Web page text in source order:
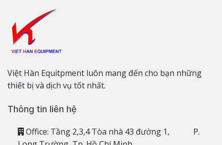
Việt Hàn Equitpment luôn mang đến cho bạn những
thiết bị và dịch vụ tốt nhất.
Thông tin liên hệ
Office: Tầng 2,3,4 Tòa nhà 43 đường 1, P.